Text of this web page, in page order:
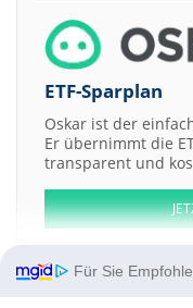
ETF-Sparplan
Oskar ist der
Er übernimmt die
transparent und
Für Sie